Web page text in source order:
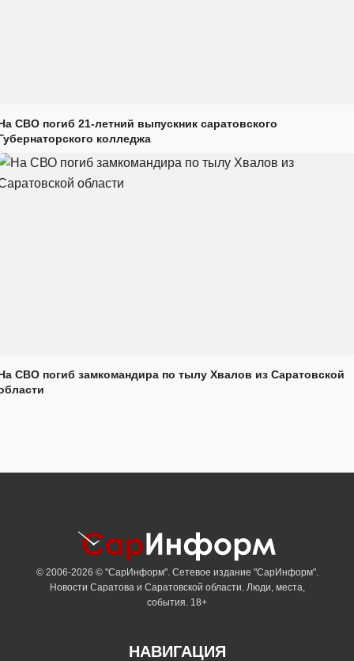
СВО погиб 21-летний выпускник саратовского
колледжа
СВО погиб замкомандира по тылу Хвалов из Саратовской
© 2006-2026 © "СарИнформ". Сетевое издание "СарИнформ".
Новости Саратова и Саратовской области. Люди, места,
события. 18+
НАВИГАЦИЯ